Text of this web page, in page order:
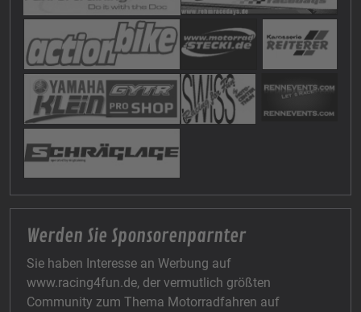
Werden Sie Sponsorenparnter
Sie haben Interesse an Werbung auf
www.racing4fun.de, der vermutlich größten
Community zum Thema Motorradfahren auf